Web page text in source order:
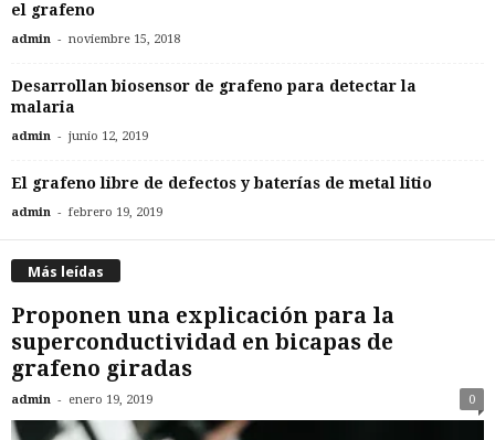
el grafeno
admin - noviembre 15, 2018
Desarrollan biosensor de grafeno para detectar la
malaria
admin - junio 12, 2019
El grafeno libre de defectos y baterías de metal litio
admin - febrero 19, 2019
Más leídas
Proponen una explicación para la
superconductividad en bicapas de
grafeno giradas
admin - enero 19, 2019 0